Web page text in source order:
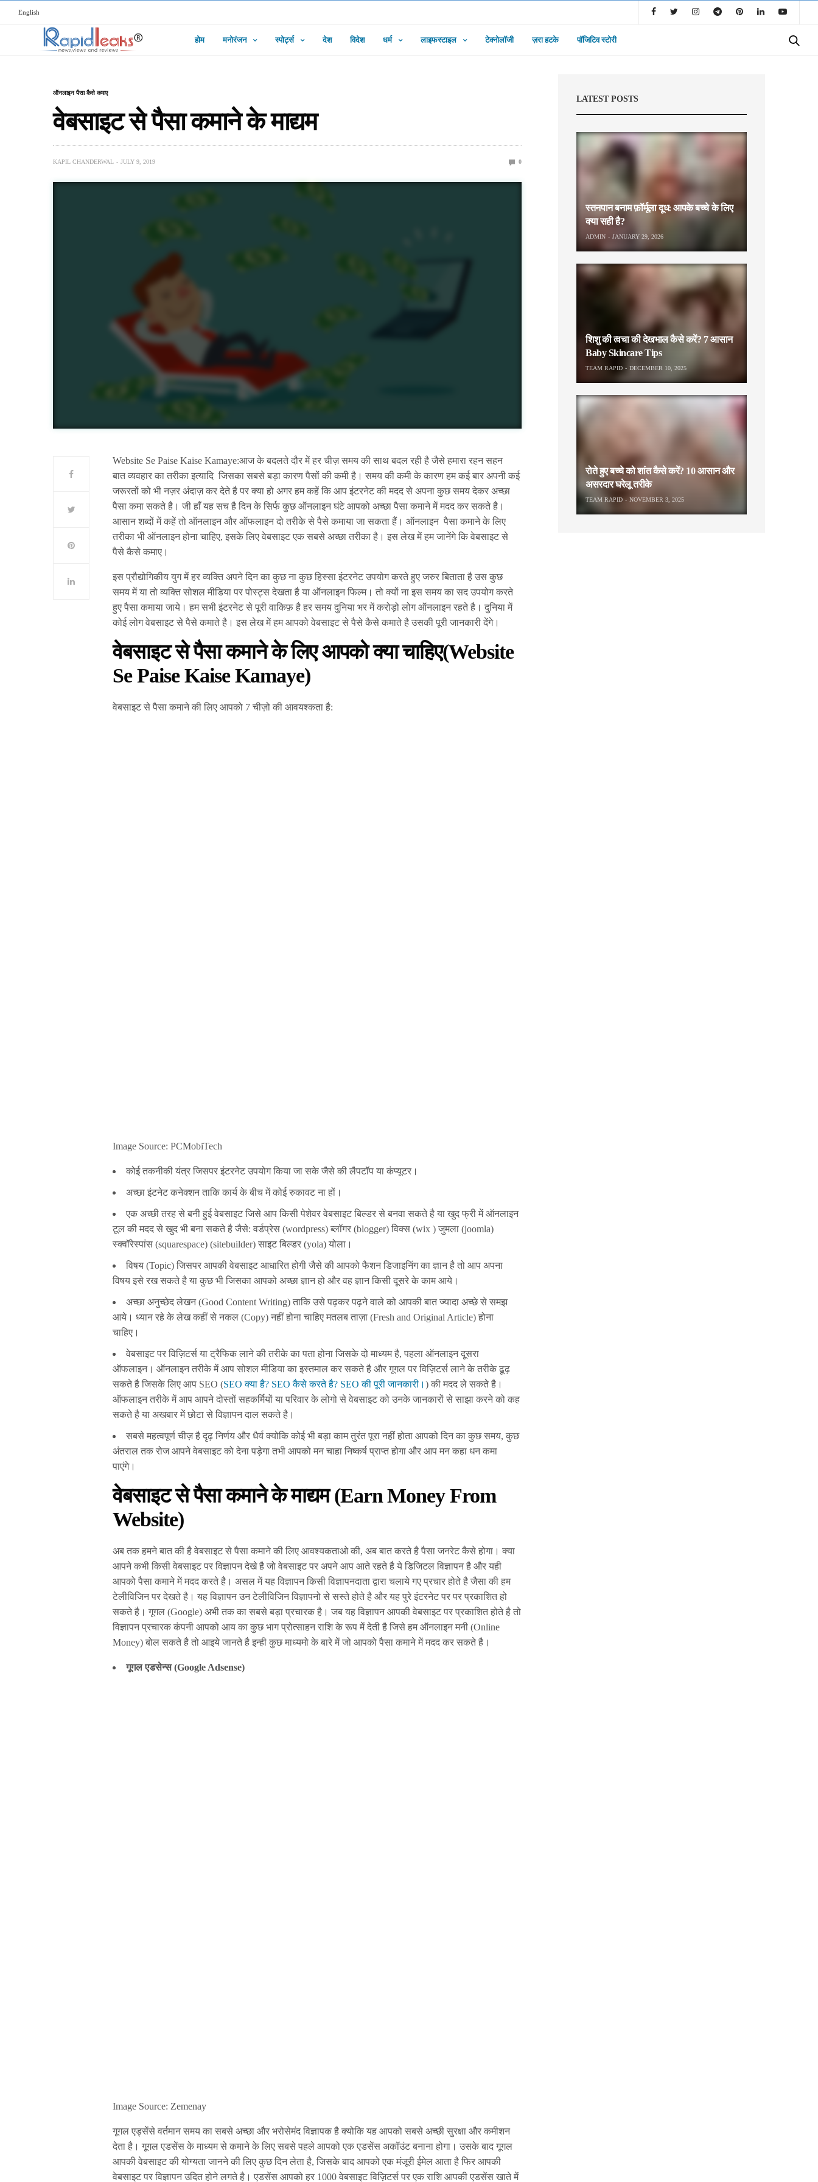
English
होम मनोरंजन स्पोर्ट्स देश विदेश धर्म लाइफस्टाइल टेक्नोलॉजी ज़रा हटके पॉजिटिव स्टोरी
ऑनलाइन पैसा कैसे कमाए
वेबसाइट से पैसा कमाने के माद्यम
KAPIL CHANDERWAL JULY 9, 2019 0
Website Se Paise Kaise Kamaye:आज के बदलते दौर में हर चीज़ समय की साथ बदल रही है जैसे हमारा रहन सहन
बात व्यवहार का तरीका इत्यादि जिसका सबसे बड़ा कारण पैसों की कमी है। समय की कमी के कारण हम कई बार अपनी कई
जरूरतों को भी नज़र अंदाज़ कर देते है पर क्या हो अगर हम कहें कि आप इंटरनेट की मदद से अपना कुछ समय देकर अच्छा
पैसा कमा सकते है। जी हाँ यह सच है दिन के सिर्फ कुछ ऑनलाइन घंटे आपको अच्छा पैसा कमाने में मदद कर सकते है।
आसान शब्दों में कहें तो ऑनलाइन और ऑफलाइन दो तरीके से पैसे कमाया जा सकता हैं। ऑनलाइन पैसा कमाने के लिए
तरीका भी ऑनलाइन होना चाहिए, इसके लिए वेबसाइट एक सबसे अच्छा तरीका है। इस लेख में हम जानेंगे कि वेबसाइट से
पैसे कैसे कमाए।
इस प्रौद्योगिकीय युग में हर व्यक्ति अपने दिन का कुछ ना कुछ हिस्सा इंटरनेट उपयोग करते हुए जरुर बिताता है उस कुछ
समय में या तो व्यक्ति सोशल मीडिया पर पोस्ट्स देखता है या ऑनलाइन फिल्म। तो क्यों ना इस समय का सद उपयोग करते
हुए पैसा कमाया जाये। हम सभी इंटरनेट से पूरी वाकिफ़ है हर समय दुनिया भर में करोड़ो लोग ऑनलाइन रहते है। दुनिया में
कोई लोग वेबसाइट से पैसे कमाते है। इस लेख में हम आपको वेबसाइट से पैसे कैसे कमाते है उसकी पूरी जानकारी देंगे।
वेबसाइट से पैसा कमाने के लिए आपको क्या चाहिए(Website
Se Paise Kaise Kamaye)
वेबसाइट से पैसा कमाने की लिए आपको 7 चीज़ो की आवयश्कता है:
Image Source: PCMobiTech
कोई तकनीकी यंत्र जिसपर इंटरनेट उपयोग किया जा सके जैसे की लैपटॉप या कंप्यूटर।
अच्छा इंटनेट कनेक्शन ताकि कार्य के बीच में कोई रुकावट ना हों।
एक अच्छी तरह से बनी हुई वेबसाइट जिसे आप किसी पेशेवर वेबसाइट बिल्डर से बनवा सकते है या खुद फ्री में ऑनलाइन
टूल की मदद से खुद भी बना सकते है जैसे: वर्डप्रेस (wordpress) ब्लॉगर (blogger) विक्स (wix ) जुमला (joomla)
स्क्वॉरेस्पांस (squarespace) (sitebuilder) साइट बिल्डर (yola) योला।
विषय (Topic) जिसपर आपकी वेबसाइट आधारित होगी जैसे की आपको फैशन डिजाइनिंग का ज्ञान है तो आप अपना
विषय इसे रख सकते है या कुछ भी जिसका आपको अच्छा ज्ञान हो और वह ज्ञान किसी दूसरे के काम आये।
अच्छा अनुच्छेद लेखन (Good Content Writing) ताकि उसे पढ़कर पढ़ने वाले को आपकी बात ज्यादा अच्छे से समझ
आये। ध्यान रहे के लेख कहीं से नकल (Copy) नहीं होना चाहिए मतलब ताज़ा (Fresh and Original Article) होना
चाहिए।
वेबसाइट पर विज़िटर्स या ट्रैफिक लाने की तरीके का पता होना जिसके दो माध्यम है, पहला ऑनलाइन दूसरा
ऑफलाइन। ऑनलाइन तरीके में आप सोशल मीडिया का इस्तमाल कर सकते है और गूगल पर विज़िटर्स लाने के तरीके ढूढ़
सकते है जिसके लिए आप SEO (SEO क्या है? SEO कैसे करते है? SEO की पूरी जानकारी। ) की मदद ले सकते है।
ऑफलाइन तरीके में आप आपने दोस्तों सहकर्मियों या परिवार के लोगो से वेबसाइट को उनके जानकारों से साझा करने को कह
सकते है या अखबार में छोटा से विज्ञापन दाल सकते है।
सबसे महत्वपूर्ण चीज़ है दृढ़ निर्णय और धैर्य क्योकि कोई भी बड़ा काम तुरंत पूरा नहीं होता आपको दिन का कुछ समय, कुछ
अंतराल तक रोज आपने वेबसाइट को देना पड़ेगा तभी आपको मन चाहा निष्कर्ष प्राप्त होगा और आप मन कहा धन कमा
पाएंगे।
वेबसाइट से पैसा कमाने के माद्यम(Earn Money From
Website)
अब तक हमने बात की है वेबसाइट से पैसा कमाने की लिए आवश्यकताओ की, अब बात करते है पैसा जनरेट कैसे होगा। क्या
आपने कभी किसी वेबसाइट पर विज्ञापन देखे है जो वेबसाइट पर अपने आप आते रहते है ये डिजिटल विज्ञापन है और यही
आपको पैसा कमाने में मदद करते है। असल में यह विज्ञापन किसी विज्ञापनदाता द्वारा चलाये गए प्रचार होते है जैसा की हम
टेलीविजिन पर देखते है। यह विज्ञापन उन टेलीविजिन विज्ञापनो से सस्ते होते है और यह पुरे इंटरनेट पर पर प्रकाशित हो
सकते है। गूगल (Google) अभी तक का सबसे बड़ा प्रचारक है। जब यह विज्ञापन आपकी वेबसाइट पर प्रकाशित होते है तो
विज्ञापन प्रचारक कंपनी आपको आय का कुछ भाग प्रोत्साहन राशि के रूप में देती है जिसे हम ऑनलाइन मनी (Online
Money) बोल सकते है तो आइये जानते है इन्ही कुछ माध्यमो के बारे में जो आपको पैसा कमाने में मदद कर सकते है।
गूगल एडसेन्स (Google Adsense)
Image Source: Zemenay
गूगल एड्सेंसे वर्तमान समय का सबसे अच्छा और भरोसेमंद विज्ञापक है क्योकि यह आपको सबसे अच्छी सुरक्षा और कमीशन
देता है। गूगल एडसेंस के माध्यम से कमाने के लिए सबसे पहले आपको एक एडसेंस अकॉउंट बनाना होगा। उसके बाद गूगल
आपकी वेबसाइट की योग्यता जानने की लिए कुछ दिन लेता है, जिसके बाद आपको एक मंजूरी ईमेल आता है फिर आपकी
वेबसाइट पर विज्ञापन उदित होने लगते है। एडसेंस आपको हर 1000 वेबसाइट विज़िटर्स पर एक राशि आपकी एडसेंस खाते में
LATEST POSTS
स्तनपान बनाम फ़ॉर्मूला दूध: आपके बच्चे के लिए
क्या सही है?
ADMIN JANUARY 29, 2026
शिशु की त्वचा की देखभाल कैसे करें? 7 आसान
Baby Skincare Tips
TEAM RAPID DECEMBER 10, 2025
रोते हुए बच्चे को शांत कैसे करें? 10 आसान और
असरदार घरेलू तरीके
TEAM RAPID NOVEMBER 3, 2025